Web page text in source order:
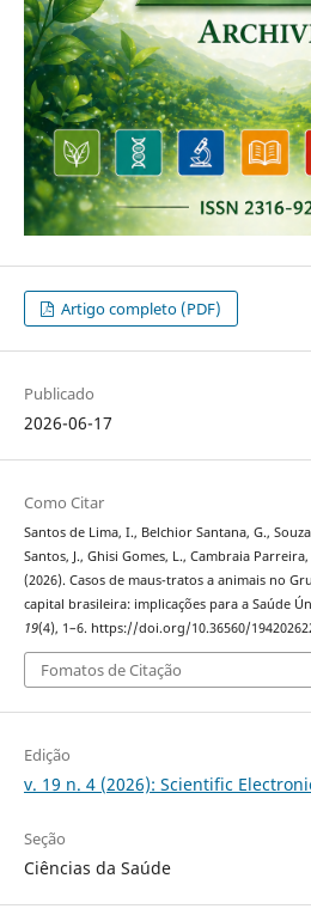
Artigo completo (PDF)
Publicado
2026-06-17
Como Citar
Santos de Lima, I., Belchior Santana, G.,
Santos, J., Ghisi Gomes, L., Cambraia
(2026). Casos de maus-tratos a animais no
capital brasileira: implicações para a Saúde
19(4), 1–6. https://doi.org/10.36560/
Fomatos de Citação
Edição
v. 19 n. 4 (2026): Scientific
Seção
Ciências da Saúde